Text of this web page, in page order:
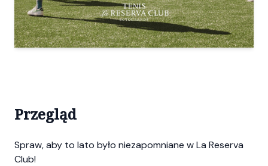
Przegląd
Spraw, aby to lato było niezapomniane w La Reserva
Club!